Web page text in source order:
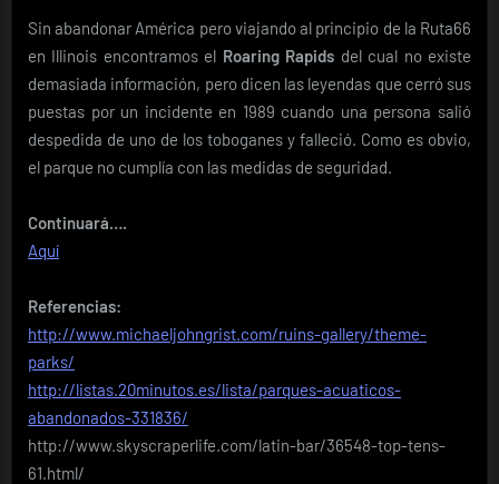
Sin abandonar América pero viajando al principio de la Ruta66
en Illinois encontramos el Roaring Rapids del cual no existe
demasiada información, pero dicen las leyendas que cerró sus
puestas por un incidente en 1989 cuando una persona salió
despedida de uno de los toboganes y falleció. Como es obvio,
el parque no cumplía con las medidas de seguridad.
Continuará….
Aquí
Referencias:
http://www.michaeljohngrist.com/ruins-gallery/theme-
parks/
http://listas.20minutos.es/lista/parques-acuaticos-
abandonados-331836/
http://www.skyscraperlife.com/latin-bar/36548-top-tens-
61.html/